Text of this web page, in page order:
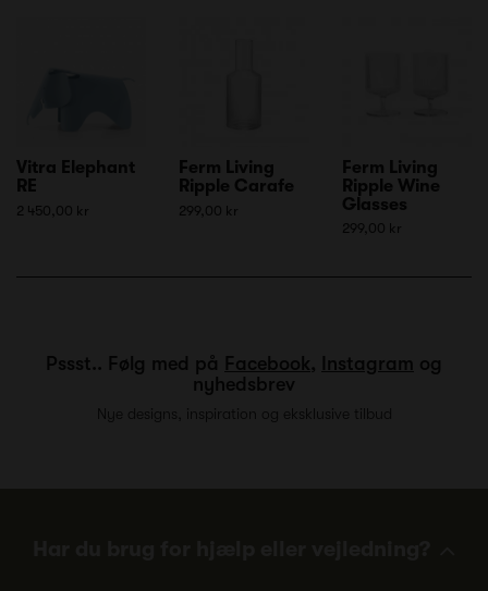
Vitra Elephant
RE
2 450,00 kr
Ferm Living
Ripple Carafe
299,00 kr
Ferm Living
Ripple Wine
Glasses
299,00 kr
Pssst.. Følg med på Facebook, Instagram og
nyhedsbrev
Nye designs, inspiration og eksklusive tilbud